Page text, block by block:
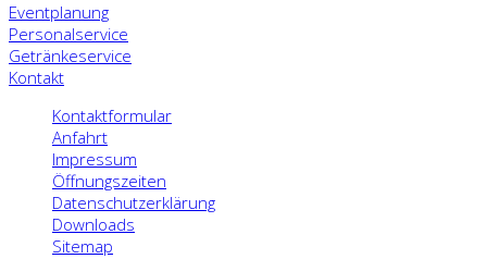
Eventplanung
Personalservice
Getränkeservice
Kontakt
Kontaktformular
Anfahrt
Impressum
Öffnungszeiten
Datenschutzerklärung
Downloads
Sitemap